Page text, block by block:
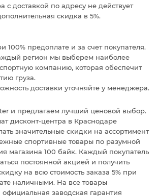
с доставкой по адресу не действует
скидка в 5%.
100% предоплате и за счет покупателя.
регион мы выберем наиболее
компанию, которая обеспечит
груза.
доставки уточняйте у менеджера.
и предлагаем лучший ценовой выбор.
дисконт-центра в Краснодаре
значительные скидки на ассортимент
спортивные товары по разумной
магазина 100 байк. Каждый покупатель
постоянной акцией и получить
на всю стоимость заказа 5% при
наличными. На все товары
официальная заводская гарантия